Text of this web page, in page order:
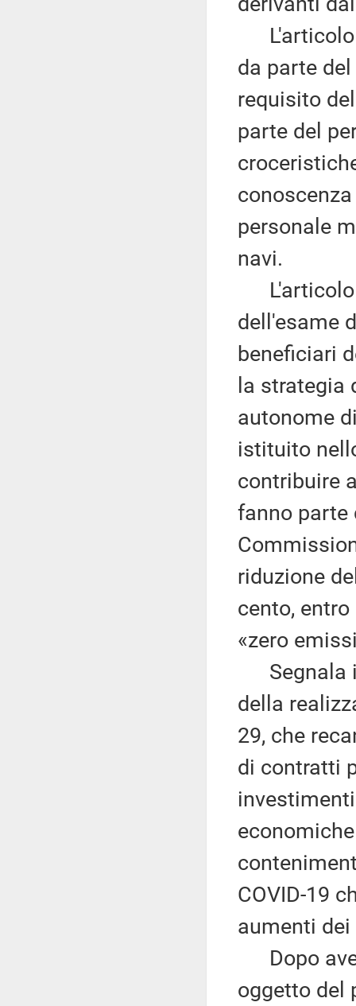
L'articolo
da parte
requisito
parte del
personale
navi.
L'articolo
dell'esame
beneficiari
la strategia
autonome
istituito
contribuire
fanno parte
riduzione
cento,
«zero
Segnala
della
29, che
di contratti
COVID-19
aumenti
Dopo
oggetto del